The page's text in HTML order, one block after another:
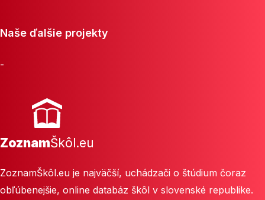
Naše ďalšie projekty
-
ZoznamŠkôl.eu
ZoznamŠkôl.eu je najväčší, uchádzači o štúdium čoraz
obľúbenejšie, online databáz škôl v slovenské republike.